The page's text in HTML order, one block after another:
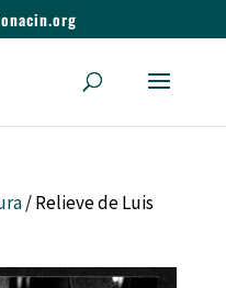
/ Relieve de Luis